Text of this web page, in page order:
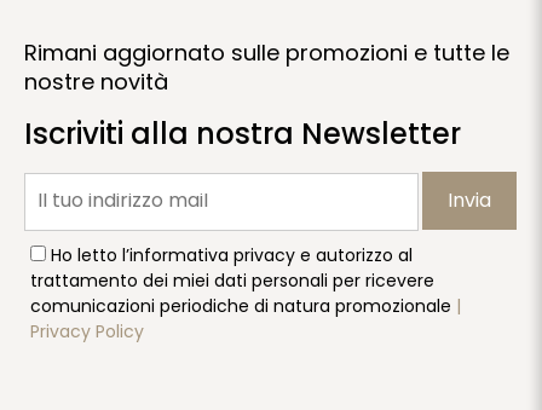
Rimani aggiornato sulle promozioni e tutte le
nostre novità
Iscriviti alla nostra Newsletter
Invia
Ho letto l’informativa privacy e autorizzo al
trattamento dei miei dati personali per ricevere
comunicazioni periodiche di natura promozionale |
Privacy Policy